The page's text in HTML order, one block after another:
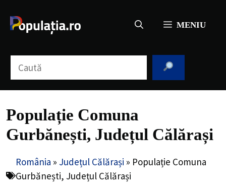
conținut
MENIU
Populație Comuna
Gurbănești, Județul Călărași
România » Județul Călărași » Populație Comuna
Gurbănești, Județul Călărași